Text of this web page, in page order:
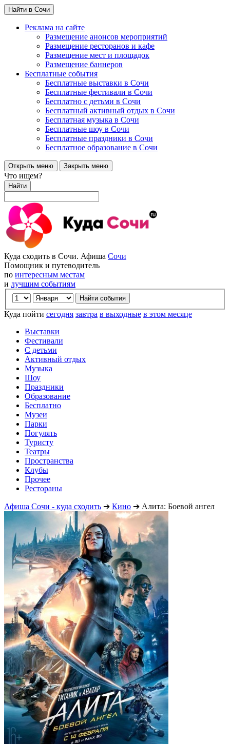
Найти в Сочи
Реклама на сайте
Размещение анонсов мероприятий
Размещение ресторанов и кафе
Размещение мест и площадок
Размещение баннеров
Бесплатные события
Бесплатные выставки в Сочи
Бесплатные фестивали в Сочи
Бесплатно с детьми в Сочи
Бесплатный активный отдых в Сочи
Бесплатная музыка в Сочи
Бесплатные шоу в Сочи
Бесплатные праздники в Сочи
Бесплатное образование в Сочи
Открыть меню Закрыть меню
Что ищем?
Найти
Куда сходить в Сочи. Афиша Сочи
Помощник и путеводитель
по интересным местам
и лучшим событиям
Куда пойти сегодня завтра в выходные в этом месяце
Выставки
Фестивали
С детьми
Активный отдых
Музыка
Шоу
Праздники
Образование
Бесплатно
Музеи
Парки
Погулять
Туристу
Театры
Пространства
Клубы
Прочее
Рестораны
Афиша Сочи - куда сходить ➔ Кино ➔ Алита: Боевой ангел